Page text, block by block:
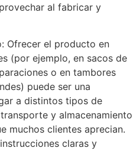
al fabricar y
Ofrecer el producto en
(por ejemplo, en sacos de
o en tambores
puede ser una
a distintos tipos de
y almacenamiento
muchos clientes aprecian.
claras y